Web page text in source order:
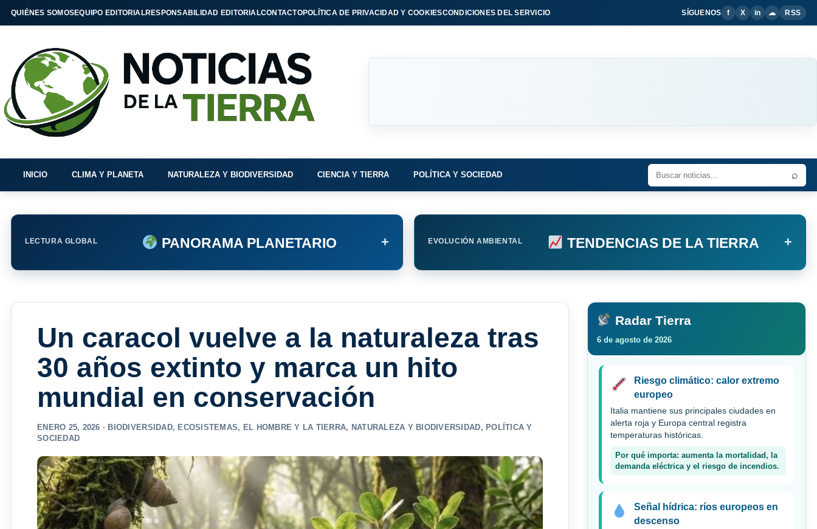
QUIÉNES SOMOSEQUIPO EDITORIALRESPONSABILIDAD EDITORIALCONTACTOPOLÍTICA DE PRIVACIDAD Y COOKIESCONDICIONES DEL SERVICIO SÍGUENOS f X in ☁ RSS
INICIO CLIMA Y PLANETA NATURALEZA Y BIODIVERSIDAD CIENCIA Y TIERRA POLÍTICA Y SOCIEDAD ⌕
LECTURA GLOBAL PANORAMA PLANETARIO + EVOLUCIÓN AMBIENTAL TENDENCIAS DE LA TIERRA +
Un caracol vuelve a la naturaleza tras
30 años extinto y marca un hito
mundial en conservación
ENERO 25, 2026 · BIODIVERSIDAD, ECOSISTEMAS, EL HOMBRE Y LA TIERRA, NATURALEZA Y BIODIVERSIDAD, POLÍTICA Y
SOCIEDAD
Radar Tierra
6 de agosto de 2026
Riesgo climático: calor extremo
europeo
Italia mantiene sus principales ciudades en
alerta roja y Europa central registra
temperaturas históricas.
Por qué importa: aumenta la mortalidad, la
demanda eléctrica y el riesgo de incendios.
Señal hídrica: ríos europeos en
descenso